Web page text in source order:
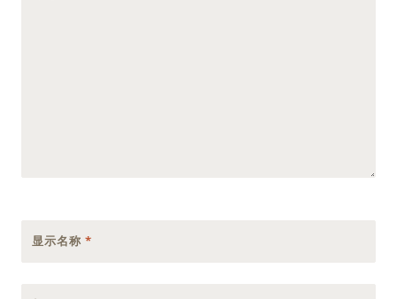
显示名称 *